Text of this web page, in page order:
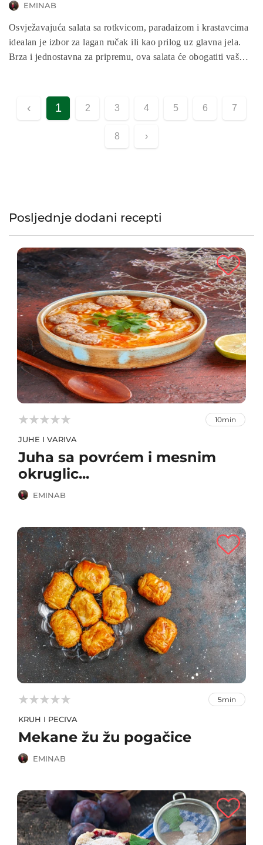
EMINAB
Osvježavajuća salata sa rotkvicom, paradaizom i krastavcima
idealan je izbor za lagan ručak ili kao prilog uz glavna jela.
Brza i jednostavna za pripremu, ova salata će obogatiti vaš
zdrave salate!
‹ 1 2 3 4 5 6 7
8 ›
Posljednje dodani recepti


 10min
JUHE I VARIVA
Juha sa povrćem i mesnim
okruglic...
EMINAB


 5min
KRUH I PECIVA
Mekane žu žu pogačice
EMINAB